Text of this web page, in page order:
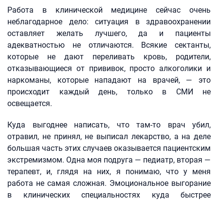
Работа в клинической медицине сейчас очень
неблагодарное дело: ситуация в здравоохранении
оставляет желать лучшего, да и пациенты
адекватностью не отличаются. Всякие сектанты,
которые не дают переливать кровь, родители,
отказывающиеся от прививок, просто алкоголики и
наркоманы, которые нападают на врачей, — это
происходит каждый день, только в СМИ не
освещается.
Куда выгоднее написать, что там‑то врач убил,
отравил, не принял, не выписал лекарство, а на деле
большая часть этих случаев оказывается пациентским
экстремизмом. Одна моя подруга — педиатр, вторая —
терапевт, и, глядя на них, я понимаю, что у меня
работа не самая сложная. Эмоциональное выгорание
в клинических специальностях куда быстрее